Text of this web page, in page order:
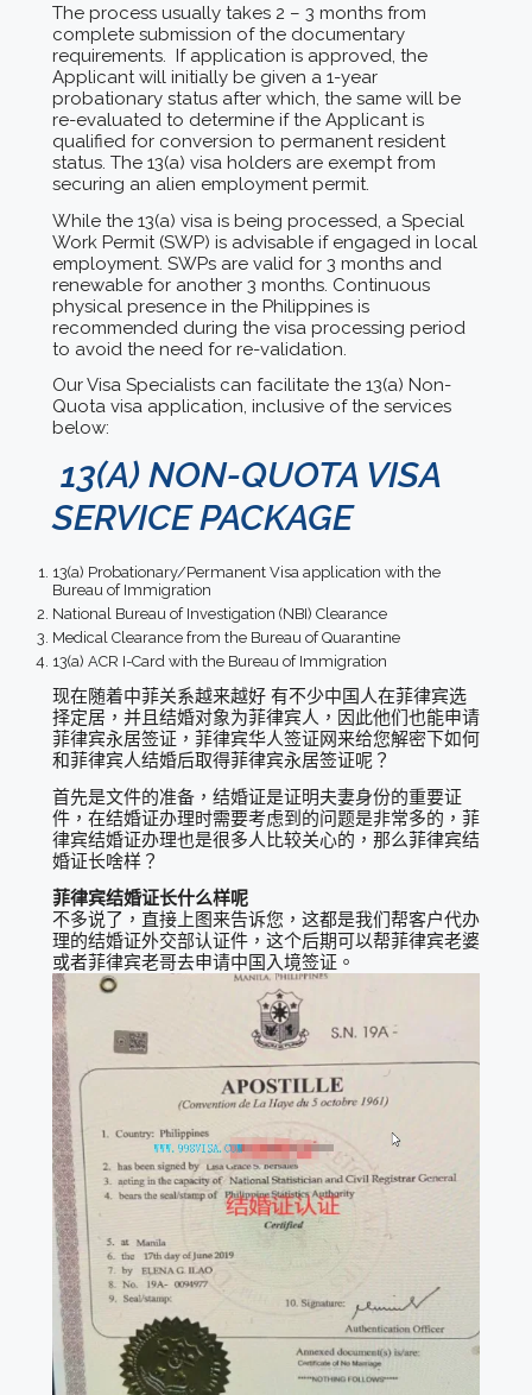
The process usually takes 2 – 3 months from
complete submission of the documentary
requirements. If application is approved, the
Applicant will initially be given a 1-year
probationary status after which, the same will be
re-evaluated to determine if the Applicant is
qualified for conversion to permanent resident
status. The 13(a) visa holders are exempt from
securing an alien employment permit.
While the 13(a) visa is being processed, a Special
Work Permit (SWP) is advisable if engaged in local
employment. SWPs are valid for 3 months and
renewable for another 3 months. Continuous
physical presence in the Philippines is
recommended during the visa processing period
to avoid the need for re-validation.
Our Visa Specialists can facilitate the 13(a) Non-
Quota visa application, inclusive of the services
below:
13(A) NON-QUOTA VISA
SERVICE PACKAGE
13(a) Probationary/Permanent Visa application with the
Bureau of Immigration
National Bureau of Investigation (NBI) Clearance
Medical Clearance from the Bureau of Quarantine
13(a) ACR I-Card with the Bureau of Immigration
现在随着中菲关系越来越好 有不少中国人在菲律宾选
择定居，并且结婚对象为菲律宾人，因此他们也能申请
菲律宾永居签证，菲律宾华人签证网来给您解密下如何
和菲律宾人结婚后取得菲律宾永居签证呢？
首先是文件的准备，结婚证是证明夫妻身份的重要证
件，在结婚证办理时需要考虑到的问题是非常多的，菲
律宾结婚证办理也是很多人比较关心的，那么菲律宾结
婚证长啥样？
菲律宾结婚证长什么样呢
不多说了，直接上图来告诉您，这都是我们帮客户代办
理的结婚证外交部认证件，这个后期可以帮菲律宾老婆
或者菲律宾老哥去申请中国入境签证。